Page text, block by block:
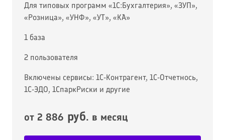
Для типовых программ «1С:Бухгалтерия», «ЗУП»,
«Розница», «УНФ», «УТ», «КА»
1 база
2 пользователя
Включены сервисы: 1С-Контрагент, 1С-Отчетнось,
1С-ЭДО, 1СпаркРиски и другие
от 2 886 руб. в месяц